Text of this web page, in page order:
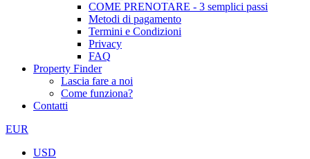
COME PRENOTARE - 3 semplici passi
Metodi di pagamento
Termini e Condizioni
Privacy
FAQ
Property Finder
Lascia fare a noi
Come funziona?
Contatti
EUR
USD